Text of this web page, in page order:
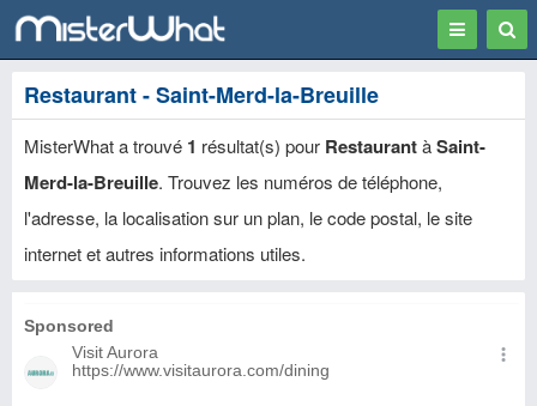
Toggle
Restaurant - Saint-Merd-la-Breuille
MisterWhat a trouvé 1 résultat(s) pour RestaurantàSaint-
Merd-la-Breuille. Trouvez les numéros de téléphone,
l'adresse, la localisation sur un plan, le code postal, le site
internet et autres informations utiles.